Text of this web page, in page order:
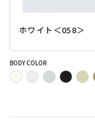
ホワイト＜058＞
BODY COLOR